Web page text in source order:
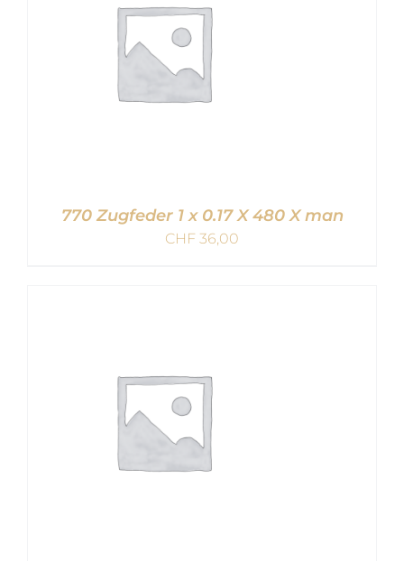
770 Zugfeder 1 x 0.17 X 480 X man
CHF 36,00